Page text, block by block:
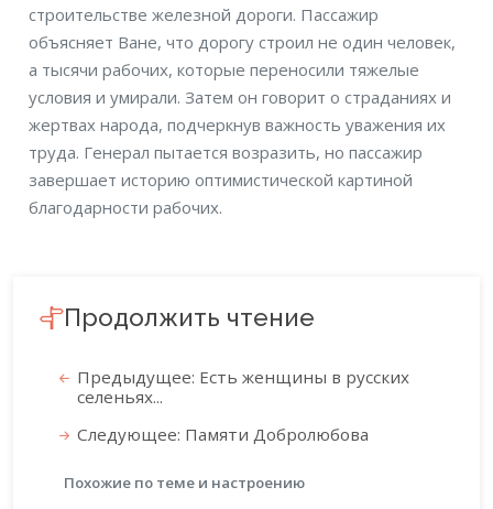
строительстве железной дороги. Пассажир
объясняет Ване, что дорогу строил не один человек,
а тысячи рабочих, которые переносили тяжелые
условия и умирали. Затем он говорит о страданиях и
жертвах народа, подчеркнув важность уважения их
труда. Генерал пытается возразить, но пассажир
завершает историю оптимистической картиной
благодарности рабочих.
Продолжить чтение
Предыдущее: Есть женщины в русских
селеньях...
Следующее: Памяти Добролюбова
Похожие по теме и настроению